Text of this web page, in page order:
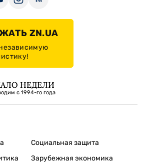
ZN.UA
НЕДЕЛИ
с 1994-го года
Социальная защита
Зарубежная экономика